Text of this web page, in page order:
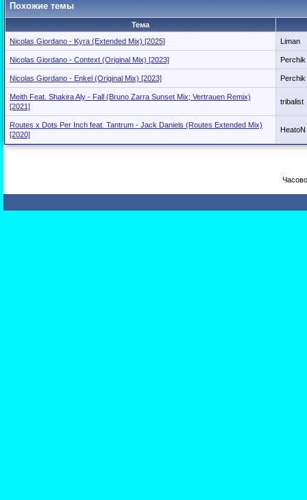
Похожие темы
Тема
Nicolas Giordano - Kyra (Extended Mix) [2025]
Liman
Nicolas Giordano - Context (Original Mix) [2023] Perchik
Nicolas Giordano - Enkel (Original Mix) [2023] Perchik
Meith Feat. Shakira Aly - Fall (Bruno Zarra Sunset Mix; Vertrauen Remix)
[2021]
tribalist
Routes x Dots Per Inch feat. Tantrum - Jack Daniels (Routes Extended Mix)
[2020]
HeatoN